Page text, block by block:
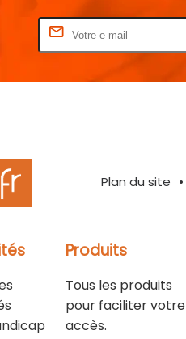
Plan du site
Produits
Tous les produits
pour faciliter votre
accès.